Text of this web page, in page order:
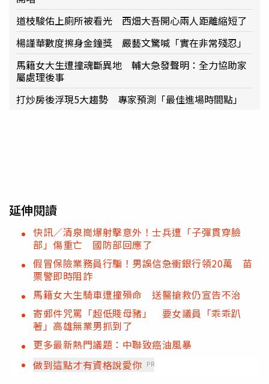
道枝駿佑上廁所被看光 西畑大吾開心兩人距離縮短了
楊謹華數度擦身金鐘獎 嚴藝文驚喊「實在非常殘忍」
馬籍女大生遭撞魂斷異地 輔大急發聲明：全力協助家
屬處理後事
打炒房後浮現5大趨勢 專家預測「最佳進場時間點」
延伸閱讀
快訊／清泉崗爆射擊意外！士兵遭「子彈貫穿臉
部」傷重亡 國防部回應了
假冒保險業務員行騙！男誤信急衝銀行領20萬 苗
栗警即時阻詐
馬籍女大生騎車遭撞殞命 送醫搶救仍宣告不治
寄郵件咒罵「超低賤母豬」 要女議員「乖乖趴
著」高雄無業男抓到了
更多最新熱門議題：中聯致癌油風暴
做到這點才有資格說愛你 PR